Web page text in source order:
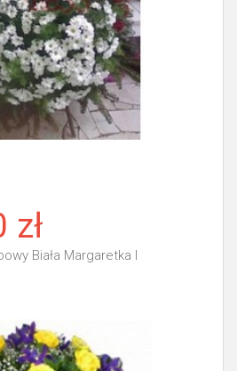
zł
Biała Margaretka I